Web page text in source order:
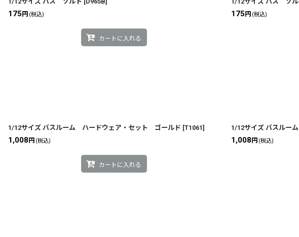
175 円 (税込)
カートに入れる
175 円 (税込)
1/12サイズ バスルーム ハードウェア・セット ゴールド [T1061]
1,008 円 (税込)
カートに入れる
1/12サイズ バスルー
1,008 円 (税込)